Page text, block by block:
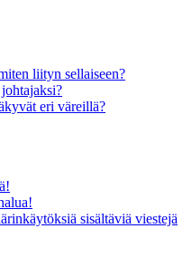
liityn sellaiseen?
eri väreillä?
sisältäviä viestejä